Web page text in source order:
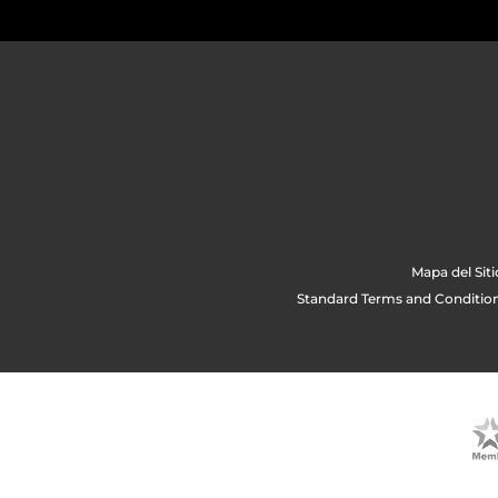
Mapa del
Standard Terms and